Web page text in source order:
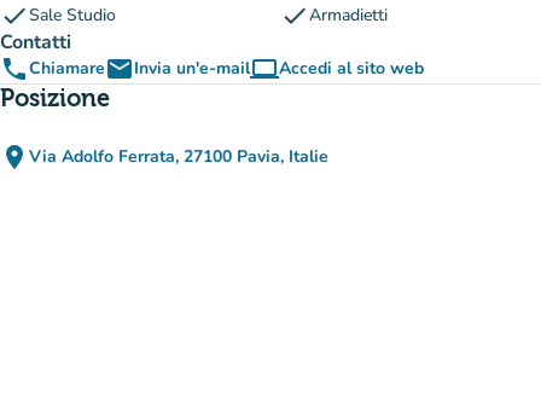
checkSale Studio checkArmadietti
Contatti
phoneChiamareemailInvia un'e-mailcomputerAccedi al sito web
(nuova scheda)
Posizione
place Via Adolfo Ferrata, 27100 Pavia, Italie
(apri in Google Maps)
(nuova scheda)